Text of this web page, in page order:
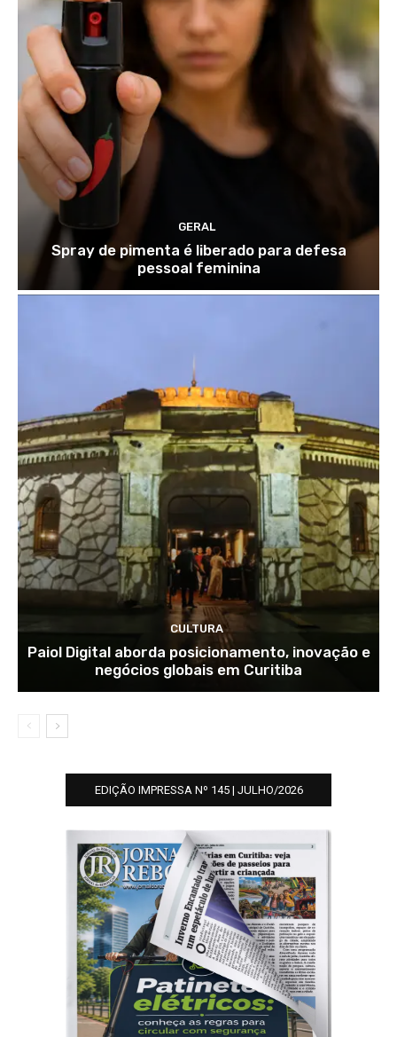
GERAL
Spray de pimenta é liberado para defesa
pessoal feminina
CULTURA
Paiol Digital aborda posicionamento, inovação e
negócios globais em Curitiba
EDIÇÃO IMPRESSA Nº 145 | JULHO/2026